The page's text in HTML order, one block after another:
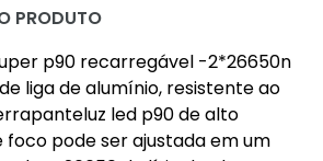
PRODUTO
p90 recarregável -2*26650n
liga de alumínio, resistente ao
led p90 de alto
foco pode ser ajustada em um